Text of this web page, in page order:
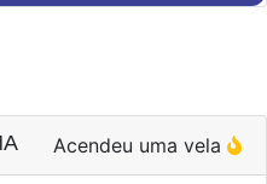
Acendeu uma vela